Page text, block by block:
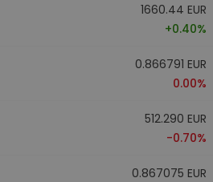
1660.44 EUR
+0.40%
0.866791 EUR
0.00%
512.290 EUR
-0.70%
0.867075 EUR